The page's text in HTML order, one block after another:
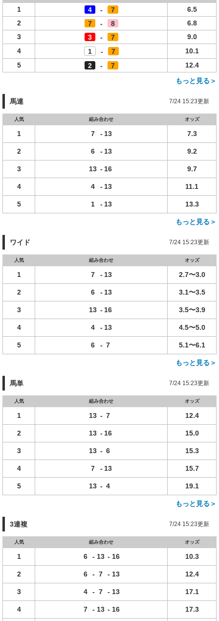
1 4 - 7
6.5
2
7 - 8
6.8
3
3 - 7
9.0
4
1 - 7
10.1
5
2 - 7
12.4
もっと見る＞
馬連 7/24 15:23更新
人気 組み合わせ オッズ
1 7 - 13 7.3
2 6 - 13 9.2
3 13 - 16 9.7
4 4 - 13 11.1
5 1 - 13 13.3
もっと見る＞
ワイド 7/24 15:23更新
人気 組み合わせ オッズ
1 7 - 13 2.7〜3.0
2 6 - 13 3.1〜3.5
3 13 - 16 3.5〜3.9
4 4 - 13 4.5〜5.0
5 6 - 7 5.1〜6.1
もっと見る＞
馬単 7/24 15:23更新
人気 組み合わせ オッズ
1 13 - 7 12.4
2 13 - 16 15.0
3 13 - 6 15.3
4 7 - 13 15.7
5 13 - 4 19.1
もっと見る＞
3連複 7/24 15:23更新
人気 組み合わせ オッズ
1 6 - 13 - 16 10.3
2 6 - 7 - 13 12.4
3 4 - 7 - 13 17.1
4 7 - 13 - 16 17.3